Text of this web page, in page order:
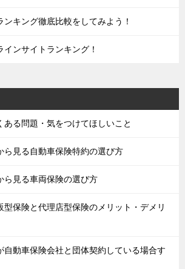
ンキング徹底比較をしてみよう！
インサイトランキング！
ある問題・気をつけてほしいこと
ら見る自動車保険特約の選び方
ら見る車両保険の選び方
型保険と代理店型保険のメリット・デメリ
自動車保険会社と団体契約している場合す